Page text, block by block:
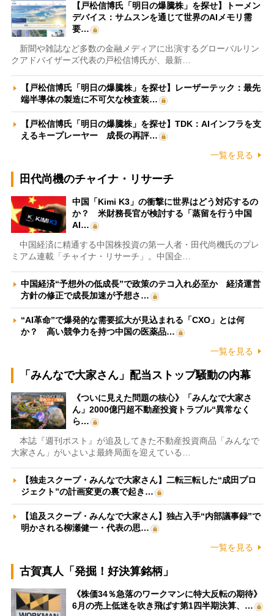
【戸松信博氏「明日の爆騰株」を探せ】トーメン
デバイス：サムスンを通じて世界のAIメモリ需
要…
新聞や雑誌など多数の金融メディアに出演するグローバルリン
クアドバイザーズ代表の戸松信博氏が、最新…
【戸松信博氏「明日の爆騰株」を探せ】レーザーテック：最先
端半導体の製造に不可欠な検査装…
【戸松信博氏「明日の爆騰株」を探せ】TDK：AIインフラを支
えるキープレーヤー 成長の再評…
一覧を見る
田代尚機のチャイナ・リサーチ
中国「Kimi K3」の衝撃に世界はどう対応するの
か？ 米財務長官が検討する「蒸留を行う中国
AI…
中国経済に精通する中国株投資の第一人者・田代尚機氏のプレ
ミアム連載「チャイナ・リサーチ」。中国企…
中国経済“予想外の低成長”で政策のテコ入れ必至か 経済運営
方針の修正で成長加速が予想さ…
“AI革命”で爆発的な需要拡大が見込まれる「CXO」とは何
か？ 高い競争力を持つ中国の医薬品…
一覧を見る
「みんなで大家さん」配当ストップ騒動の内幕
《ついに見えた問題の核心》「みんなで大家さ
ん」2000億円超不動産投資トラブル“異常なく
ら…
本誌『週刊ポスト』が追及してきた不動産投資商品「みんなで
大家さん」がいよいよ最終局面を迎えている…
【独走スクープ・みんなで大家さん】二転三転した“成田プロ
ジェクト”の計画変更の裏で起き…
【追及スクープ・みんなで大家さん】独占入手“内部議事録”で
明かされる柳瀬健一・代表の思…
一覧を見る
古賀真人「発掘！好決算銘柄」
《株価34％急落のワークマンに特大反転の期待》
6月の売上低迷を吹き飛ばす第1四半期決算、…